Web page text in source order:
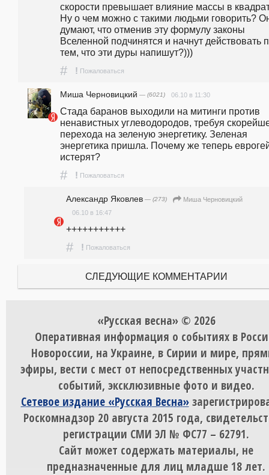
скорости превышает влияние массы в
Ну о чем можно с такими людьми говорить?
думают, что отменив эту формулу законы
Вселенной подчинятся и начнут действовать
тем, что эти дуры напишут?)))
# ! Пожаловаться
Миша Черновицкий — (6021) 06.10 в 11:30
Стада баранов выходили на митинги против
ненавистных углеводородов, требуя
перехода на зеленую энергетику. Зеленая
энергетика пришла. Почему же теперь
истерят?
# ! Пожаловаться
Александр Яковлев — (273)
Миша Черновицкий
06.10 в 16:47
+++++++++++
# ! Пожаловаться
СЛЕДУЮЩИЕ КОММЕНТАРИИ
«Русская весна» © 2026
Оперативная информация о событиях в
Новороссии, на Украине, в Сирии и мире,
эфиры, вести с мест от непосредственных
событий, эксклюзивные фото и видео.
Сетевое издание «Русская Весна»
Роскомнадзор 20 августа 2015 года,
регистрации СМИ ЭЛ № ФС77 – 62791.
Сайт может содержать материалы, не
предназначенные для лиц младше 18 лет.